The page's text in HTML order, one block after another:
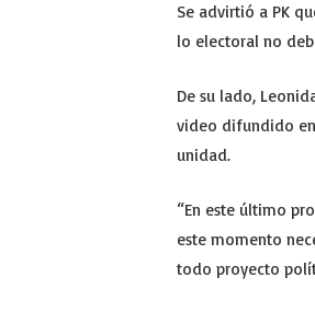
Se advirtió a PK
lo electoral no
De su lado,
video difundido
unidad.
“En este último
este momento
todo proyecto